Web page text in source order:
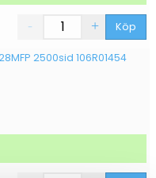
Köp
2500sid 106R01454